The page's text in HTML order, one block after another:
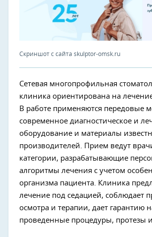
Скриншот с сайта skulptor-omsk.ru
Сетевая многопрофильная
клиника ориентирована на
В работе применяются передовые
современное диагностическое и
оборудование и материалы
производителей. Прием ведут
категории, разрабатывающие
алгоритмы лечения с учетом
организма пациента. Клиника
лечение под седацией, соблюдает
осмотра и терапии, дает гарантию
проведенные процедуры, протезы